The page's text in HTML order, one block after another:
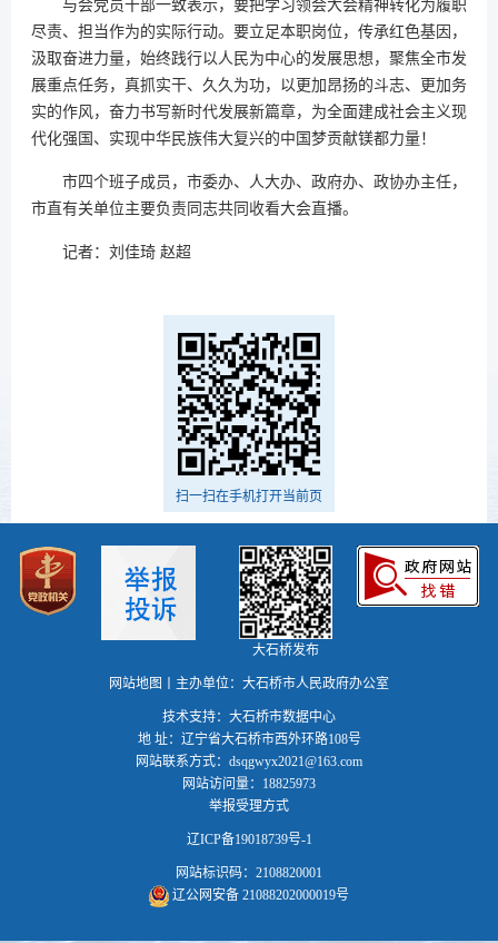
与会党员干部一致表示，要把学习领会大会精神转化为履职
尽责、担当作为的实际行动。要立足本职岗位，传承红色基因，
汲取奋进力量，始终践行以人民为中心的发展思想，聚焦全市发
展重点任务，真抓实干、久久为功，以更加昂扬的斗志、更加务
实的作风，奋力书写新时代发展新篇章，为全面建成社会主义现
代化强国、实现中华民族伟大复兴的中国梦贡献镁都力量！
市四个班子成员，市委办、人大办、政府办、政协办主任，
市直有关单位主要负责同志共同收看大会直播。
记者：刘佳琦 赵超
扫一扫在手机打开当前页
大石桥发布
网站地图 丨主办单位：大石桥市人民政府办公室
技术支持：大石桥市数据中心
地 址：辽宁省大石桥市西外环路108号
网站联系方式：dsqgwyx2021@163.com
网站访问量：18825973
举报受理方式
辽ICP备19018739号-1
网站标识码：2108820001
辽公网安备 21088202000019号